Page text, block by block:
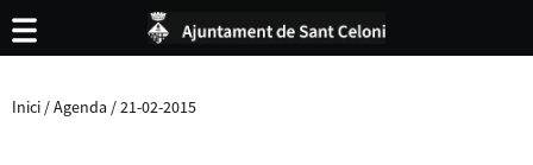
Inici /Agenda /21-02-2015